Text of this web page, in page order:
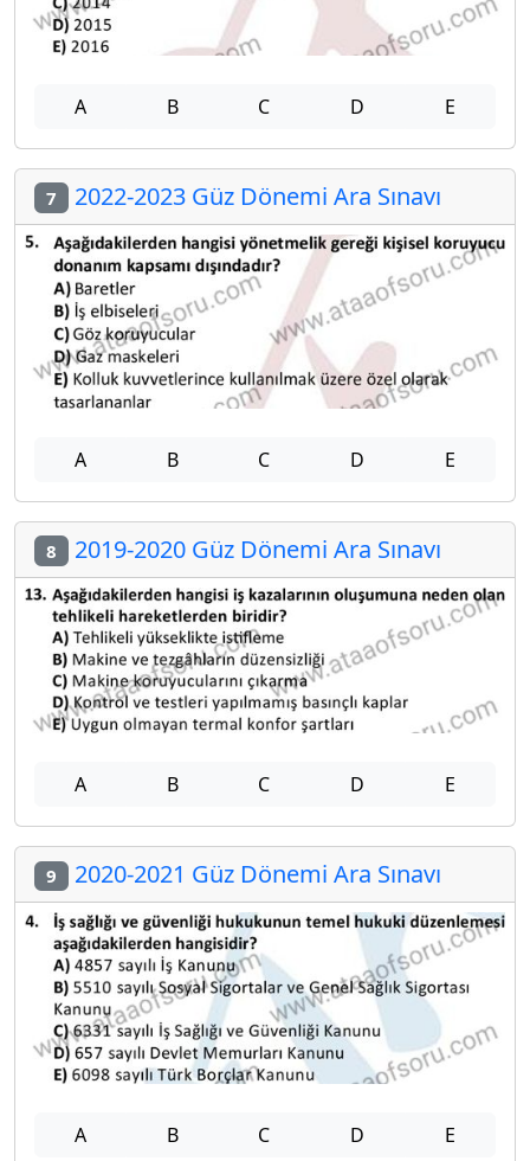
A B C D E
7 2022-2023 Güz Dönemi Ara Sınavı
A B C D E
8 2019-2020 Güz Dönemi Ara Sınavı
A B C D E
9 2020-2021 Güz Dönemi Ara Sınavı
A B C D E